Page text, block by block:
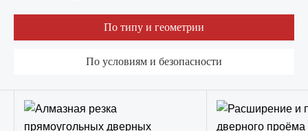
По типу и геометрии
По условиям и безопасности